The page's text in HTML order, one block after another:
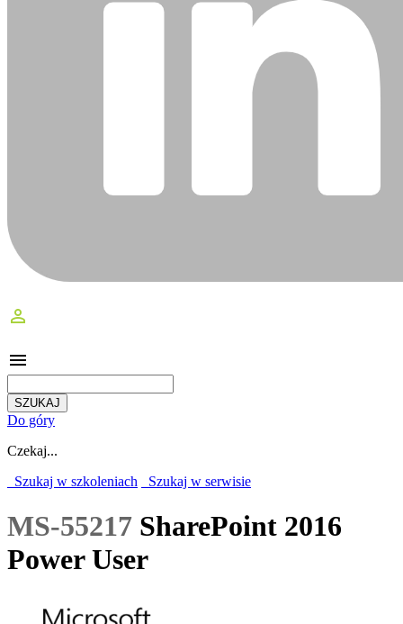
perm_identity
menu
Do góry
Czekaj...
Szukaj w szkoleniach
Szukaj w serwisie
MS-55217 SharePoint 2016
Power User